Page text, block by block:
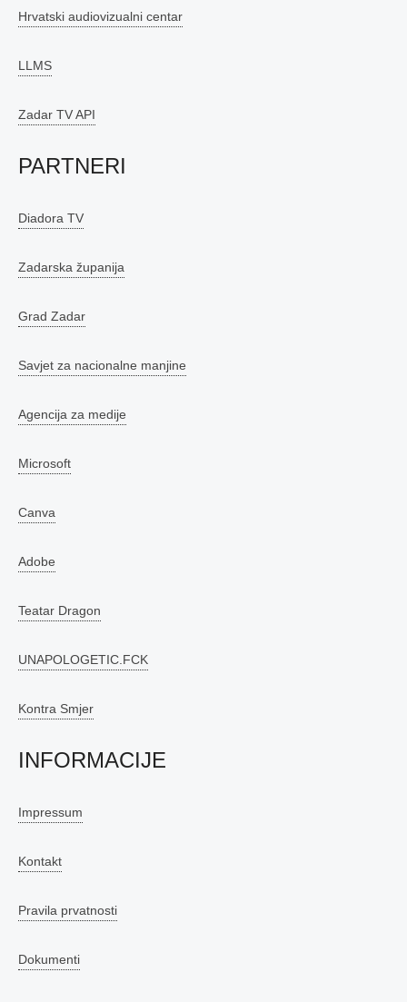
Hrvatski audiovizualni centar
LLMS
Zadar TV API
PARTNERI
Diadora TV
Zadarska županija
Grad Zadar
Savjet za nacionalne manjine
Agencija za medije
Microsoft
Canva
Adobe
Teatar Dragon
UNAPOLOGETIC.FCK
Kontra Smjer
INFORMACIJE
Impressum
Kontakt
Pravila prvatnosti
Dokumenti